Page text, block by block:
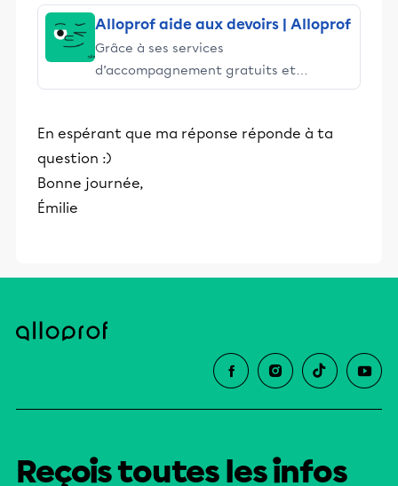
Alloprof aide aux devoirs | Alloprof
Grâce à ses services
d’accompagnement gratuits et
stimulants, Alloprof engage les élèves
éducative.
En espérant que ma réponse réponde à ta
question :)
Bonne journée,
Émilie
Reçois toutes les infos